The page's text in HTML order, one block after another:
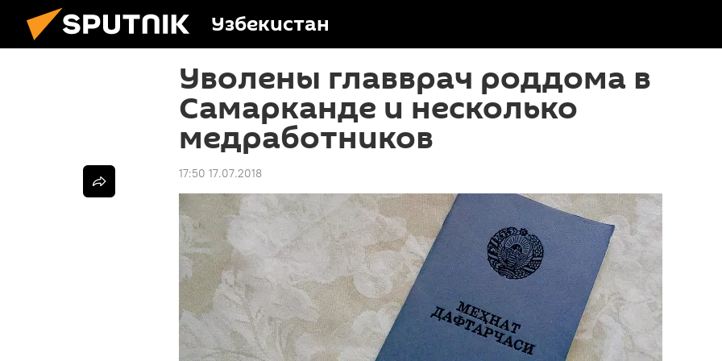
Узбекистан
Уволены главврач роддома в
Самарканде и несколько
медработников
17:50 17.07.2018